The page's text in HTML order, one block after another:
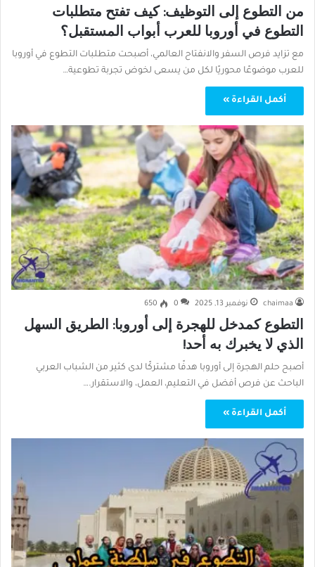
من التطوع إلى التوظيف: كيف تفتح متطلبات
التطوع في أوروبا للعرب أبواب المستقبل؟
مع تزايد فرص السفر والانفتاح العالمي، أصبحت متطلبات التطوع في أوروبا
للعرب موضوعًا محوريًا لكل من يسعى لخوض تجربة تطوعية…
أكمل القراءة »
chaimaa نوفمبر 13, 2025 0
650
التطوع كمدخل للهجرة إلى أوروبا: الطريق السهل
الذي لا يخبرك به أحد!
أصبح حلم الهجرة إلى أوروبا هدفًا مشتركًا لدى كثير من الشباب العربي
الباحث عن فرص أفضل في التعليم، العمل، والاستقرار.…
أكمل القراءة »